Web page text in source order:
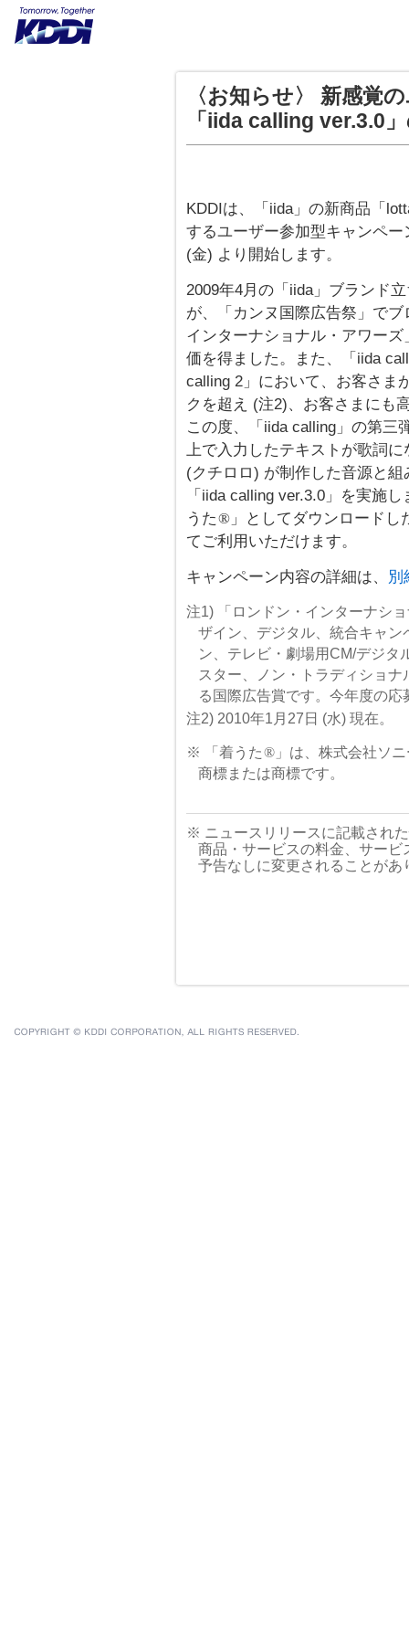
〈お知らせ〉 新感覚
「iida calling ver.3.0
KDDIは、「iida」の新商品「
するユーザー参加型キャンペ
(金) より開始します。
2009年4月の「iida」ブランド
が、「カンヌ国際広告祭」で
インターナショナル・アワー
価を得ました。また、「iida
calling 2」において、お客さま
クを超え (注2)、お客さまにも
この度、「iida calling」の第三
上で入力したテキストが歌詞
(クチロロ) が制作した音源と
「iida calling ver.3.0」を実施
うた®」としてダウンロードし
てご利用いただけます。
キャンペーン内容の詳細は、
別
注1) 「ロンドン・インターナシ
ザイン、デジタル、統合キャ
ン、テレビ・劇場用CM/デジタ
スター、ノン・トラディショ
る国際広告賞です。今年度の
注2) 2010年1月27日 (水) 現在。
※ 「着うた®」は、株式会社ソ
商標または商標です。
※ ニュースリリースに記載され
商品・サービスの料金、サー
予告なしに変更されることが